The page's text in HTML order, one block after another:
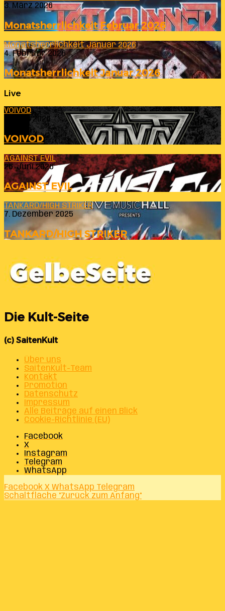
3. März 2026
Monatsherrlichkeit Februar 2026
Monatsherrlichkeit Januar 2026
4. Februar 2026
Monatsherrlichkeit Januar 2026
Live
VOIVOD
23. Juli 2026
VOIVOD
AGAINST EVIL
26. Juni 2026
AGAINST EVIL
TANKARD/HIGH STRIKER
7. Dezember 2025
TANKARD/HIGH STRIKER
Die Kult-Seite
(c) SaitenKult
Über uns
SaitenKult-Team
Kontakt
Promotion
Datenschutz
Impressum
Alle Beiträge auf einen Blick
Cookie-Richtlinie (EU)
Facebook
X
Instagram
Telegram
WhatsApp
Facebook X WhatsApp Telegram
Schaltfläche "Zurück zum Anfang"